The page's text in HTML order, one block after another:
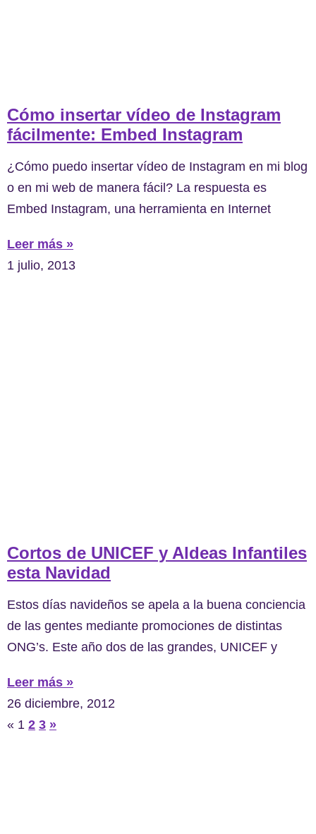
Cómo insertar vídeo de Instagram
fácilmente: Embed Instagram
¿Cómo puedo insertar vídeo de Instagram en mi blog
o en mi web de manera fácil? La respuesta es
Embed Instagram, una herramienta en Internet
Leer más »
1 julio, 2013
Cortos de UNICEF y Aldeas Infantiles
esta Navidad
Estos días navideños se apela a la buena conciencia
de las gentes mediante promociones de distintas
ONG’s. Este año dos de las grandes, UNICEF y
Leer más »
26 diciembre, 2012
« 1 2 3 »